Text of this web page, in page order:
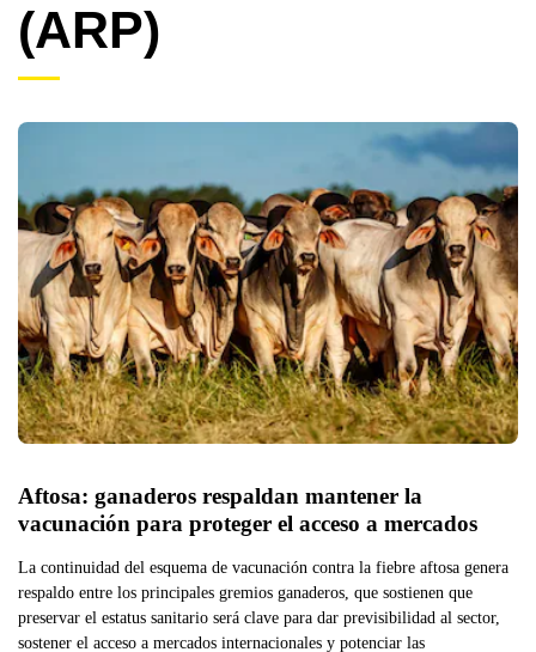
(ARP)
Aftosa: ganaderos respaldan mantener la
vacunación para proteger el acceso a mercados
La continuidad del esquema de vacunación contra la fiebre aftosa genera
respaldo entre los principales gremios ganaderos, que sostienen que
preservar el estatus sanitario será clave para dar previsibilidad al sector,
sostener el acceso a mercados internacionales y potenciar las